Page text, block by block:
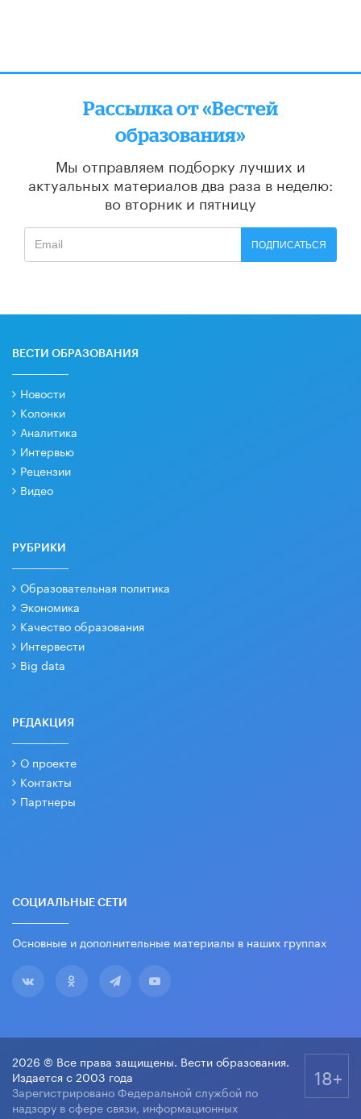
Рассылка от «Вестей
образования»
Мы отправляем подборку лучших и
актуальных материалов два раза в неделю:
во вторник и пятницу
ПОДПИСАТЬСЯ
ВЕСТИ ОБРАЗОВАНИЯ
Новости
Колонки
Аналитика
Интервью
Рецензии
Видео
РУБРИКИ
Образовательная политика
Экономика
Качество образования
Интервести
Big data
РЕДАКЦИЯ
О проекте
Контакты
Партнеры
СОЦИАЛЬНЫЕ СЕТИ
Основные и дополнительные материалы в наших группах
2026 © Все права защищены. Вести образования.
Издается с 2003 года
Зарегистрировано Федеральной службой по
надзору в сфере связи, информационных
18+